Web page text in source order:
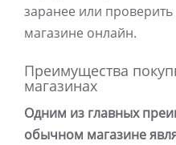
заранее или
магазине онлайн.
Преимущества
магазинах
Одним из главных
обычном магазине